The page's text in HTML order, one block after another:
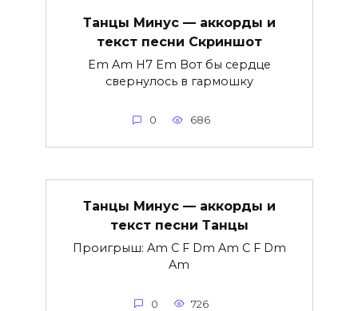
Танцы Минус — аккорды и
текст песни Скриншот
Em Am H7 Em Вот бы сердце
свернулось в гармошку
0 686
Танцы Минус — аккорды и
текст песни Танцы
Проигрыш: Am C F Dm Am C F Dm
Am
0 726